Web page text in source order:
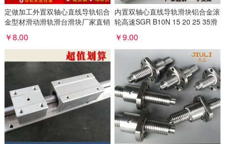
定做加工外置双轴心直线导轨铝合
金型材滑动滑轨滑台滑块厂家直销
￥8.00
内置双轴心直线导轨滑块铝合金滚
轮高速SGR B10N 15 20 25 35滑
￥9.00